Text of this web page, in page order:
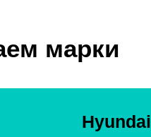
марки
Hyundai